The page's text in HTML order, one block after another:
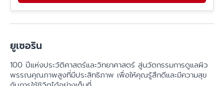
ยูเซอริน
100 ปีแห่งประวัติศาสตร์​และวิทยาศาสตร์ สู่นวัตกรรมการดูแลผิว
พรรณคุณภาพสูงที่มีประสิทธิภาพ เพื่อให้คุณรู้สึกดีและมีความสุข